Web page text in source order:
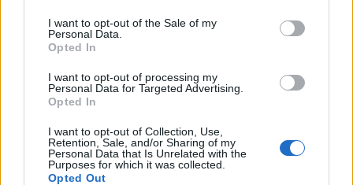
I want to opt-out of the Sale of my
Personal Data.
Opted In
I want to opt-out of processing my
Personal Data for Targeted Advertising.
Opted In
I want to opt-out of Collection, Use,
Retention, Sale, and/or Sharing of my
Personal Data that Is Unrelated with the
Purposes for which it was collected.
Opted Out
Acconsento al trattamento dei dati personali (